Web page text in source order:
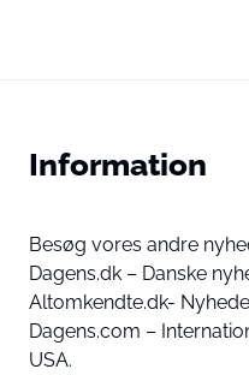
Information
Besøg vores andre
Dagens.dk – Danske
Altomkendte.dk-
Dagens.com –
USA.